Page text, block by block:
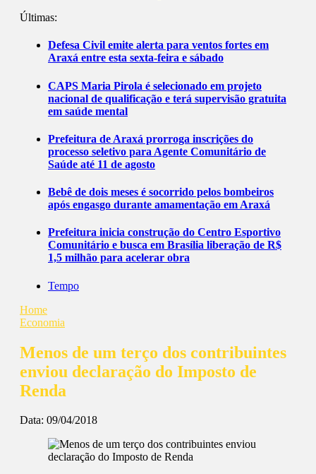
Últimas:
Defesa Civil emite alerta para ventos fortes em
Araxá entre esta sexta-feira e sábado
CAPS Maria Pirola é selecionado em projeto
nacional de qualificação e terá supervisão gratuita
em saúde mental
Prefeitura de Araxá prorroga inscrições do
processo seletivo para Agente Comunitário de
Saúde até 11 de agosto
Bebê de dois meses é socorrido pelos bombeiros
após engasgo durante amamentação em Araxá
Prefeitura inicia construção do Centro Esportivo
Comunitário e busca em Brasília liberação de R$
1,5 milhão para acelerar obra
Tempo
Home
Economia
Menos de um terço dos contribuintes
enviou declaração do Imposto de
Renda
Data: 09/04/2018